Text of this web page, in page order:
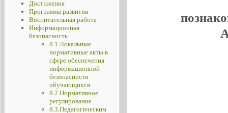
Достижения
Программа развития
Воспитательная работа
Информационная
безопасность
8.1.Локальные
нормативные акты в
сфере обеспечения
информационной
безопасности
обучающихся
8.2.Нормативное
регулирование
8.3.Педагогическим